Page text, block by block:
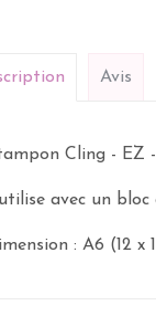
Avis
Cling - EZ
avec un bloc
: A6 (12